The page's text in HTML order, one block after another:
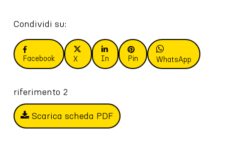
Condividi su:
Facebook X In Pin WhatsApp
riferimento 2
Scarica scheda PDF